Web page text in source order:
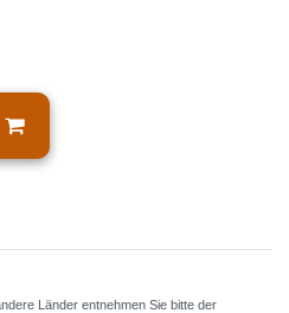
Länder entnehmen Sie bitte der